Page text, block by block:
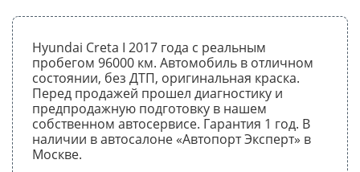
Hyundai Creta I 2017 года с реальным
пробегом 96000 км. Автомобиль в отличном
состоянии, без ДТП, оригинальная краска.
Перед продажей прошел диагностику и
предпродажную подготовку в нашем
собственном автосервисе. Гарантия 1 год. В
наличии в автосалоне «Автопорт Эксперт» в
Москве.